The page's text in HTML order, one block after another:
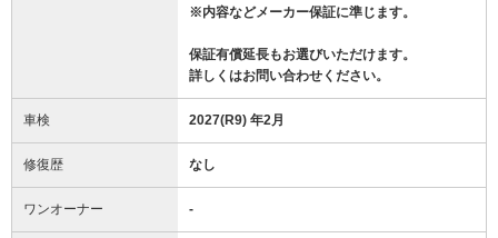
※内容などメーカー保証に準じます。
保証有償延長もお選びいただけます。
詳しくはお問い合わせください。
車検 2027(R9) 年2月
修復歴 なし
ワンオーナー -